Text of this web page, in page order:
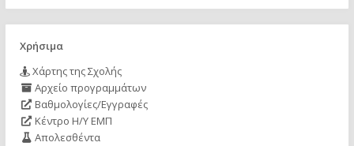
Χρήσιμα
Χάρτης της Σχολής
Αρχείο προγραμμάτων
Βαθμολογίες/Εγγραφές
Κέντρο Η/Υ ΕΜΠ
Απολεσθέντα